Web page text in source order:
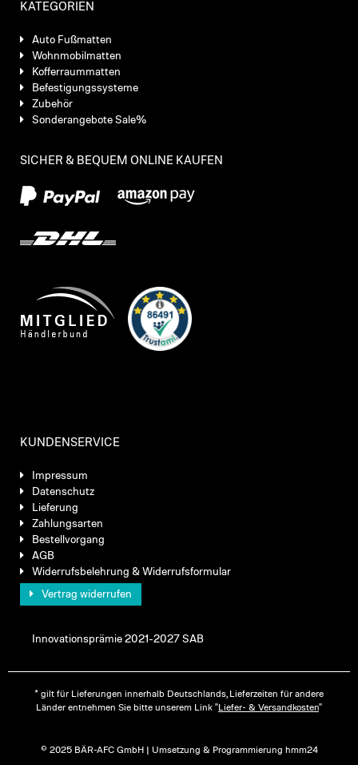
KATEGORIEN
Auto Fußmatten
Wohnmobilmatten
Kofferraummatten
Befestigungssysteme
Zubehör
Sonderangebote Sale%
SICHER & BEQUEM ONLINE KAUFEN
KUNDENSERVICE
Impressum
Datenschutz
Lieferung
Zahlungsarten
Bestellvorgang
AGB
Widerrufsbelehrung & Widerrufsformular
Vertrag widerrufen
Innovationsprämie 2021-2027 SAB
* gilt für Lieferungen innerhalb Deutschlands, Lieferzeiten für andere
Länder entnehmen Sie bitte unserem Link "Liefer- & Versandkosten"
© 2025 BÄR-AFC GmbH | Umsetzung & Programmierung hmm24